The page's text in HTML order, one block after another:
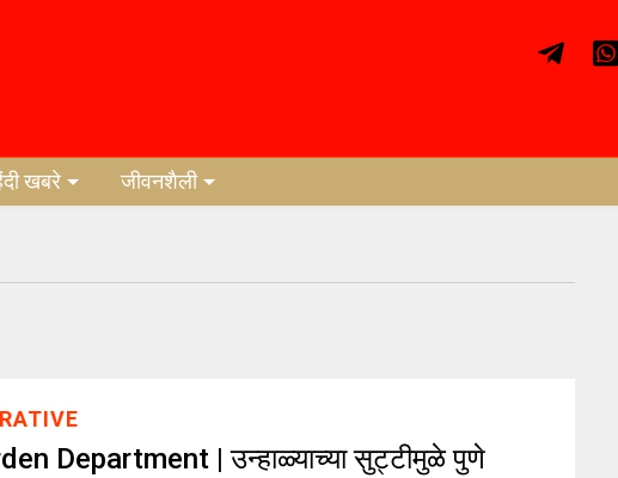
खबरे जीवनशैली
Department | उन्हाळ्याच्या सुट्टीमुळे पुणे